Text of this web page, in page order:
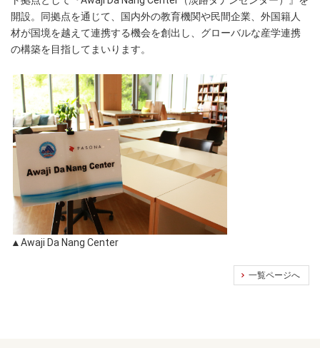
開設。同拠点を通じて、国内外の教育機関や民間企業、外国籍人
材が国境を越えて連携する機会を創出し、グローバルな産学連携
の構築を目指してまいります。
▲Awaji Da Nang Center
一覧ページへ